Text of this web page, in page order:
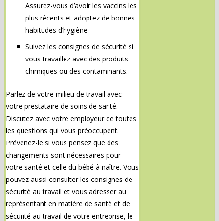
Assurez-vous d’avoir les vaccins les
plus récents et adoptez de bonnes
habitudes d’hygiène.
Suivez les consignes de sécurité si
vous travaillez avec des produits
chimiques ou des contaminants.
Parlez de votre milieu de travail avec
votre prestataire de soins de santé.
Discutez avec votre employeur de toutes
les questions qui vous préoccupent.
Prévenez-le si vous pensez que des
changements sont nécessaires pour
votre santé et celle du bébé à naître. Vous
pouvez aussi consulter les consignes de
sécurité au travail et vous adresser au
représentant en matière de santé et de
sécurité au travail de votre entreprise, le